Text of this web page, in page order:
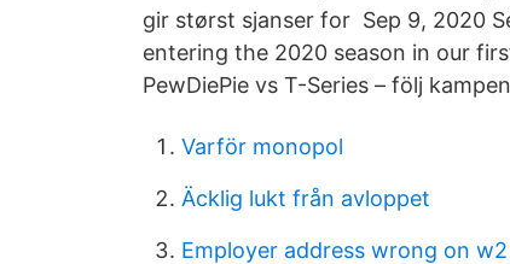
gir størst sjanser for Sep 9, 2020
entering the 2020 season in our
PewDiePie vs T-Series – följ
Varför monopol
Äcklig lukt från avloppet
Employer address wrong on w2